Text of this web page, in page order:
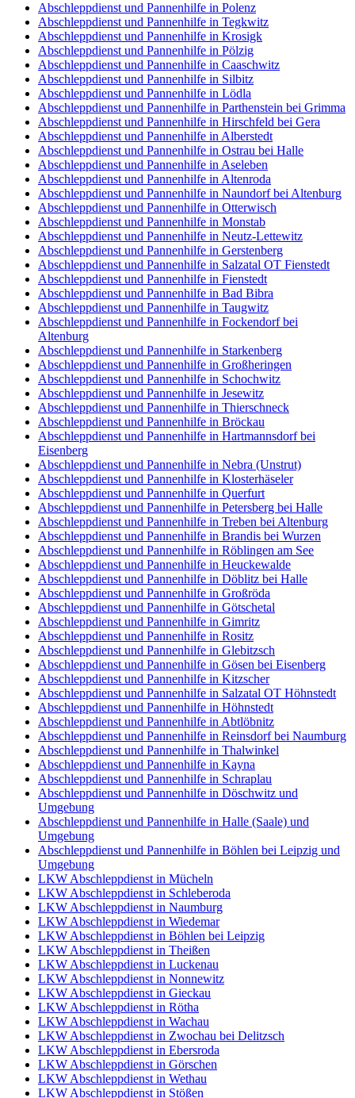
Abschleppdienst und Pannenhilfe in Polenz
Abschleppdienst und Pannenhilfe in Tegkwitz
Abschleppdienst und Pannenhilfe in Krosigk
Abschleppdienst und Pannenhilfe in Pölzig
Abschleppdienst und Pannenhilfe in Caaschwitz
Abschleppdienst und Pannenhilfe in Silbitz
Abschleppdienst und Pannenhilfe in Lödla
Abschleppdienst und Pannenhilfe in Parthenstein bei Grimma
Abschleppdienst und Pannenhilfe in Hirschfeld bei Gera
Abschleppdienst und Pannenhilfe in Alberstedt
Abschleppdienst und Pannenhilfe in Ostrau bei Halle
Abschleppdienst und Pannenhilfe in Aseleben
Abschleppdienst und Pannenhilfe in Altenroda
Abschleppdienst und Pannenhilfe in Naundorf bei Altenburg
Abschleppdienst und Pannenhilfe in Otterwisch
Abschleppdienst und Pannenhilfe in Monstab
Abschleppdienst und Pannenhilfe in Neutz-Lettewitz
Abschleppdienst und Pannenhilfe in Gerstenberg
Abschleppdienst und Pannenhilfe in Salzatal OT Fienstedt
Abschleppdienst und Pannenhilfe in Fienstedt
Abschleppdienst und Pannenhilfe in Bad Bibra
Abschleppdienst und Pannenhilfe in Taugwitz
Abschleppdienst und Pannenhilfe in Fockendorf bei
Altenburg
Abschleppdienst und Pannenhilfe in Starkenberg
Abschleppdienst und Pannenhilfe in Großheringen
Abschleppdienst und Pannenhilfe in Schochwitz
Abschleppdienst und Pannenhilfe in Jesewitz
Abschleppdienst und Pannenhilfe in Thierschneck
Abschleppdienst und Pannenhilfe in Bröckau
Abschleppdienst und Pannenhilfe in Hartmannsdorf bei
Eisenberg
Abschleppdienst und Pannenhilfe in Nebra (Unstrut)
Abschleppdienst und Pannenhilfe in Klosterhäseler
Abschleppdienst und Pannenhilfe in Querfurt
Abschleppdienst und Pannenhilfe in Petersberg bei Halle
Abschleppdienst und Pannenhilfe in Treben bei Altenburg
Abschleppdienst und Pannenhilfe in Brandis bei Wurzen
Abschleppdienst und Pannenhilfe in Röblingen am See
Abschleppdienst und Pannenhilfe in Heuckewalde
Abschleppdienst und Pannenhilfe in Döblitz bei Halle
Abschleppdienst und Pannenhilfe in Großröda
Abschleppdienst und Pannenhilfe in Götschetal
Abschleppdienst und Pannenhilfe in Gimritz
Abschleppdienst und Pannenhilfe in Rositz
Abschleppdienst und Pannenhilfe in Glebitzsch
Abschleppdienst und Pannenhilfe in Gösen bei Eisenberg
Abschleppdienst und Pannenhilfe in Kitzscher
Abschleppdienst und Pannenhilfe in Salzatal OT Höhnstedt
Abschleppdienst und Pannenhilfe in Höhnstedt
Abschleppdienst und Pannenhilfe in Abtlöbnitz
Abschleppdienst und Pannenhilfe in Reinsdorf bei Naumburg
Abschleppdienst und Pannenhilfe in Thalwinkel
Abschleppdienst und Pannenhilfe in Kayna
Abschleppdienst und Pannenhilfe in Schraplau
Abschleppdienst und Pannenhilfe in Döschwitz und
Umgebung
Abschleppdienst und Pannenhilfe in Halle (Saale) und
Umgebung
Abschleppdienst und Pannenhilfe in Böhlen bei Leipzig und
Umgebung
LKW Abschleppdienst in Mücheln
LKW Abschleppdienst in Schleberoda
LKW Abschleppdienst in Naumburg
LKW Abschleppdienst in Wiedemar
LKW Abschleppdienst in Böhlen bei Leipzig
LKW Abschleppdienst in Theißen
LKW Abschleppdienst in Luckenau
LKW Abschleppdienst in Nonnewitz
LKW Abschleppdienst in Gieckau
LKW Abschleppdienst in Rötha
LKW Abschleppdienst in Wachau
LKW Abschleppdienst in Zwochau bei Delitzsch
LKW Abschleppdienst in Ebersroda
LKW Abschleppdienst in Görschen
LKW Abschleppdienst in Wethau
LKW Abschleppdienst in Stößen